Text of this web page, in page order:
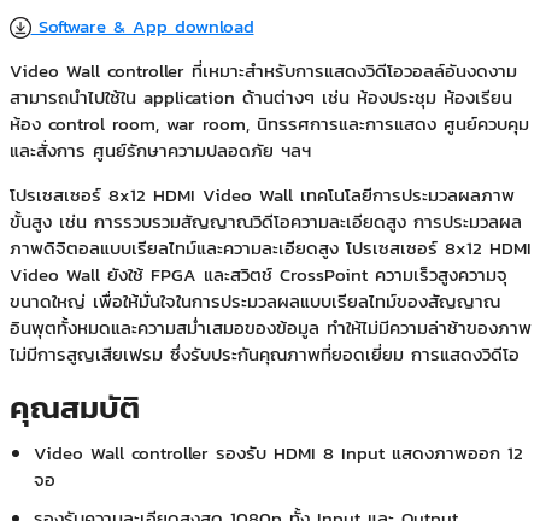
Software & App download
Video Wall controller ที่เหมาะสำหรับการแสดงวิดีโอวอลล์อันงดงาม
สามารถนำไปใช้ใน application ด้านต่างๆ เช่น ห้องประชุม ห้องเรียน
ห้อง control room, war room, นิทรรศการและการแสดง ศูนย์ควบคุม
และสั่งการ ศูนย์รักษาความปลอดภัย ฯลฯ
โปรเซสเซอร์ 8x12 HDMI Video Wall เทคโนโลยีการประมวลผลภาพ
ขั้นสูง เช่น การรวบรวมสัญญาณวิดีโอความละเอียดสูง การประมวลผล
ภาพดิจิตอลแบบเรียลไทม์และความละเอียดสูง โปรเซสเซอร์ 8x12 HDMI
Video Wall ยังใช้ FPGA และสวิตช์ CrossPoint ความเร็วสูงความจุ
ขนาดใหญ่ เพื่อให้มั่นใจในการประมวลผลแบบเรียลไทม์ของสัญญาณ
อินพุตทั้งหมดและความสม่ำเสมอของข้อมูล ทำให้ไม่มีความล่าช้าของภาพ
ไม่มีการสูญเสียเฟรม ซึ่งรับประกันคุณภาพที่ยอดเยี่ยม การแสดงวิดีโอ
คุณสมบัติ
Video Wall controller รองรับ HDMI 8 Input แสดงภาพออก 12
จอ